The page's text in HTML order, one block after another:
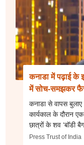
कनाडा में पढ़ाई के
में सोच-समझकर
कनाडा से वापस बुलाए
कार्यकाल के दौरान
छात्रों के शव ‘बॉडी
Press Trust of India